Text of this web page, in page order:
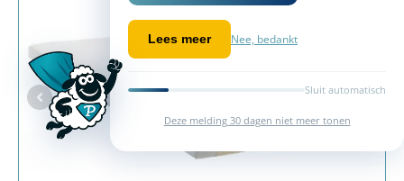
Lees meer Nee, bedankt
Sluit automatisch
Deze melding 30 dagen niet meer tonen